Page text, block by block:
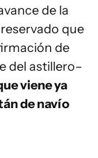
de la
que
de
del astillero–
viene ya
de navío